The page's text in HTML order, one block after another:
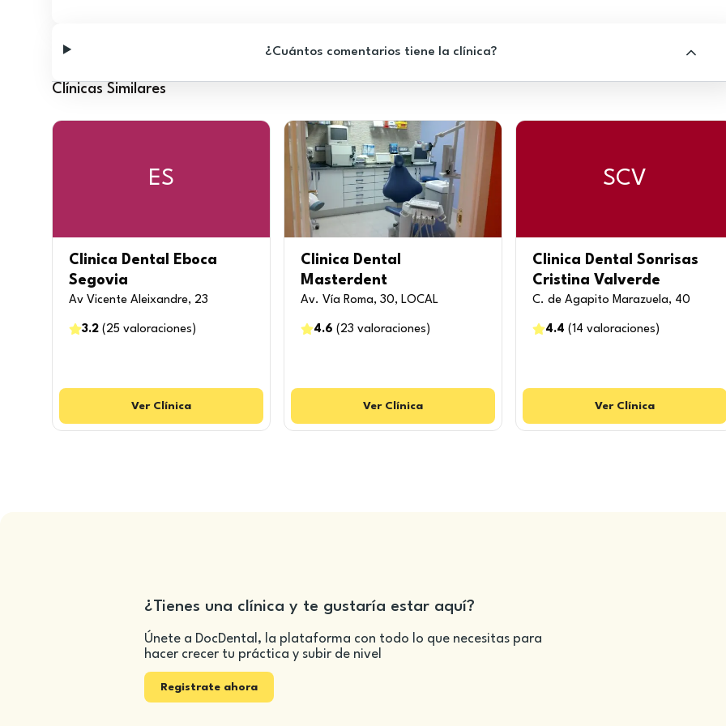
¿Cuántos comentarios tiene la clínica?
Clínicas Similares
ES
Clinica Dental Eboca
Segovia
Av Vicente Aleixandre, 23
3.2 ( 25 valoraciones )
Ver Clínica
Clinica Dental
Masterdent
Av. Vía Roma, 30, LOCAL
4.6 ( 23 valoraciones )
Ver Clínica
SCV
Clinica Dental Sonrisas
Cristina Valverde
C. de Agapito Marazuela, 40
4.4 (14 valoraciones )
Ver Clínica
¿Tienes una clínica y te gustaría estar aquí?
Únete a DocDental, la plataforma con todo lo que necesitas para
hacer crecer tu práctica y subir de nivel
Registrate ahora